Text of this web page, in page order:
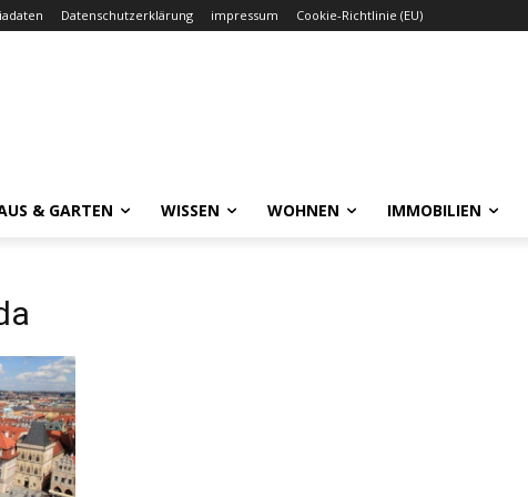
Datenschutzerklärung impressum Cookie-Richtlinie (EU)
& GARTEN WISSEN WOHNEN IMMOBILIEN